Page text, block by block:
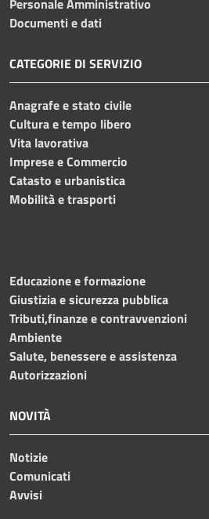
Personale Amministrativo
Documenti e dati
CATEGORIE DI SERVIZIO
Anagrafe e stato civile
Cultura e tempo libero
Vita lavorativa
Imprese e Commercio
Catasto e urbanistica
Mobilità e trasporti
Educazione e formazione
Giustizia e sicurezza pubblica
Tributi,finanze e contravvenzioni
Ambiente
Salute, benessere e assistenza
Autorizzazioni
NOVITÀ
Notizie
Comunicati
Avvisi